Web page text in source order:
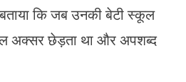
कि जब उनकी बेटी स्कूल
अक्सर छेड़ता था और अपशब्द